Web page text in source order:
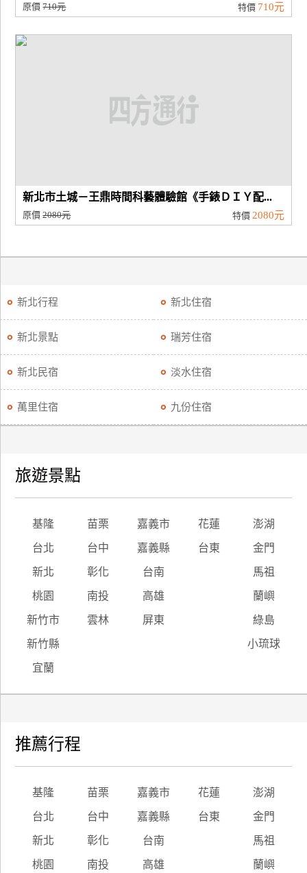
原價710元 特價 710元
新北市土城－王鼎時間科藝體驗館《手錶ＤＩＹ配...
原價2080元 特價 2080元
新北行程 新北住宿
新北景點 瑞芳住宿
新北民宿 淡水住宿
萬里住宿 九份住宿
旅遊景點
基隆 苗栗 嘉義市 花蓮 澎湖
台北 台中 嘉義縣 台東 金門
新北 彰化 台南 馬祖
桃園 南投 高雄 蘭嶼
新竹市 雲林 屏東 綠島
新竹縣 小琉球
宜蘭
推薦行程
基隆 苗栗 嘉義市 花蓮 澎湖
台北 台中 嘉義縣 台東 金門
新北 彰化 台南 馬祖
桃園 南投 高雄 蘭嶼